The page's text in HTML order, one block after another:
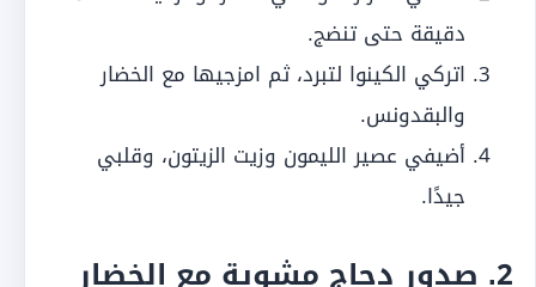
دقيقة حتى تنضج.
اتركي الكينوا لتبرد، ثم امزجيها مع الخضار
والبقدونس.
أضيفي عصير الليمون وزيت الزيتون، وقلبي
جيدًا.
2. صدور دجاج مشوية مع الخضار